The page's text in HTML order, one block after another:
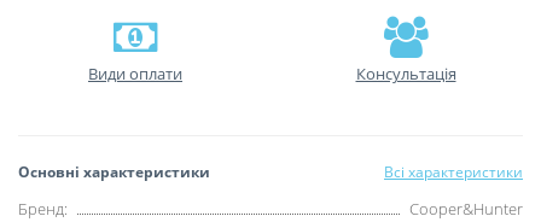
Види оплати Консультація
Основні характеристики Всі характеристики
Бренд:
Cooper&Hunter